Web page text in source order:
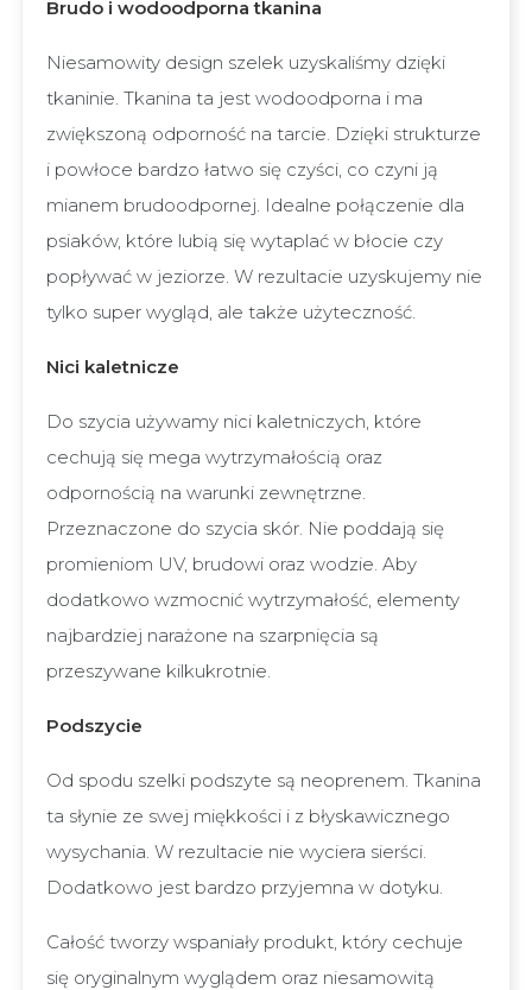
Brudo i wodoodporna tkanina
Niesamowity design szelek uzyskaliśmy dzięki
tkaninie. Tkanina ta jest wodoodporna i ma
zwiększoną odporność na tarcie. Dzięki strukturze
i powłoce bardzo łatwo się czyści, co czyni ją
mianem brudoodpornej. Idealne połączenie dla
psiaków, które lubią się wytaplać w błocie czy
popływać w jeziorze. W rezultacie uzyskujemy nie
tylko super wygląd, ale także użyteczność.
Nici kaletnicze
Do szycia używamy nici kaletniczych, które
cechują się mega wytrzymałością oraz
odpornością na warunki zewnętrzne.
Przeznaczone do szycia skór. Nie poddają się
promieniom UV, brudowi oraz wodzie. Aby
dodatkowo wzmocnić wytrzymałość, elementy
najbardziej narażone na szarpnięcia są
przeszywane kilkukrotnie.
Podszycie
Od spodu szelki podszyte są neoprenem. Tkanina
ta słynie ze swej miękkości i z błyskawicznego
wysychania. W rezultacie nie wyciera sierści.
Dodatkowo jest bardzo przyjemna w dotyku.
Całość tworzy wspaniały produkt, który cechuje
się oryginalnym wyglądem oraz niesamowitą